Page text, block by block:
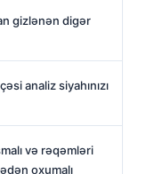
gizlənən digər
analiz siyahınızı
və rəqəmləri
oxumalı